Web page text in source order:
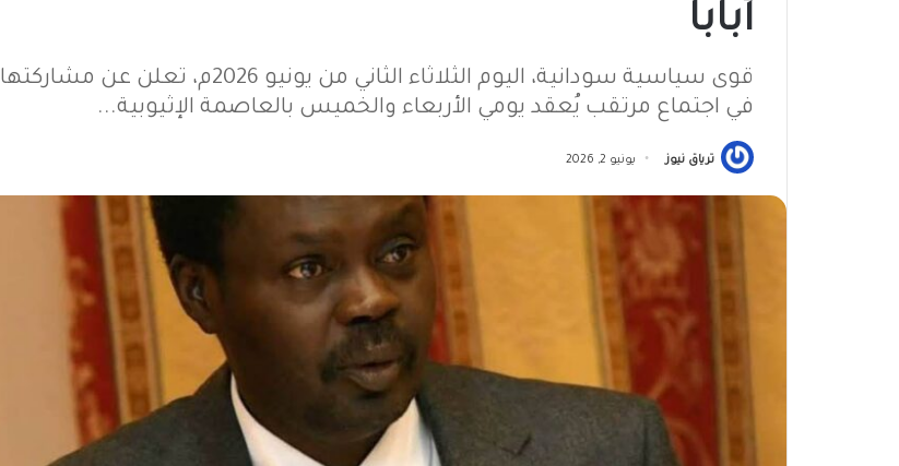
أبابا
قوى سياسية سودانية، اليوم الثلاثاء الثاني من يونيو 2026م، تعلن عن مشاركتها
في اجتماع مرتقب يُعقد يومي الأربعاء والخميس بالعاصمة الإثيوبية...
ترياق نيوز يونيو 2, 2026